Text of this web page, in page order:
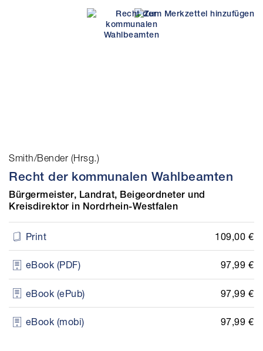
Smith/Bender (Hrsg.)
Recht der kommunalen Wahlbeamten
Bürgermeister, Landrat, Beigeordneter und
Kreisdirektor in Nordrhein-Westfalen
Print 109,00 €
eBook (PDF) 97,99 €
eBook (ePub) 97,99 €
eBook (mobi) 97,99 €